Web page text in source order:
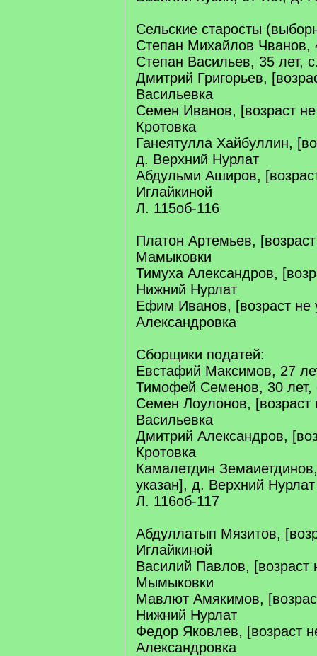
Сельские старосты
Степан Михайлов Чванов,
Степан Васильев, 35 лет,
Дмитрий Григорьев,
Васильевка
Семен Иванов, [возраст не
Кротовка
Ганеятулла Хайбуллин,
д. Верхний Нурлат
Абдульми Аширов,
Иглайкиной
Л. 115об-116
Платон Артемьев,
Мамыковки
Тимуха Александров,
Нижний Нурлат
Ефим Иванов, [возраст не
Александровка
Сборщики податей:
Евстафий Максимов, 27
Тимофей Семенов, 30 лет,
Семен Лоулонов, [возраст
Васильевка
Дмитрий Александров,
Кротовка
Камалетдин
указан], д. Верхний Нурлат
Л. 116об-117
Абдуллатып Мязитов,
Иглайкиной
Василий Павлов, [возраст
Мымыковки
Мавлют Амякимов,
Нижний Нурлат
Федор Яковлев, [возраст
Александровка